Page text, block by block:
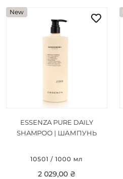
New
ESSENZA PURE DAILY
SHAMPOO | ШАМПУНЬ
10501 / 1000 мл
2 029,00 ₴